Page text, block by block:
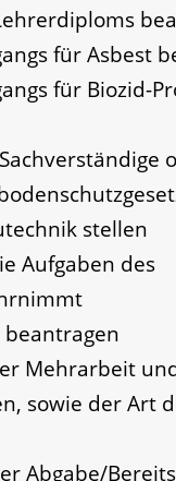
für Asbest
für Biozid-
stellen
Aufgaben des
beantragen
Mehrarbeit
sowie der Art
Abgabe/